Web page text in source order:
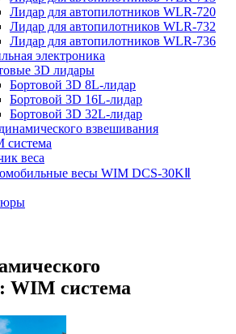
Лидар для автопилотников WLR-720
Лидар для автопилотников WLR-732
Лидар для автопилотников WLR-736
электроника
3D лидары
Бортовой 3D 8L-лидар
Бортовой 3D 16L-лидар
Бортовой 3D 32L-лидар
взвешивания
система
веса
весы WIM DCS-30KⅡ
WIM система